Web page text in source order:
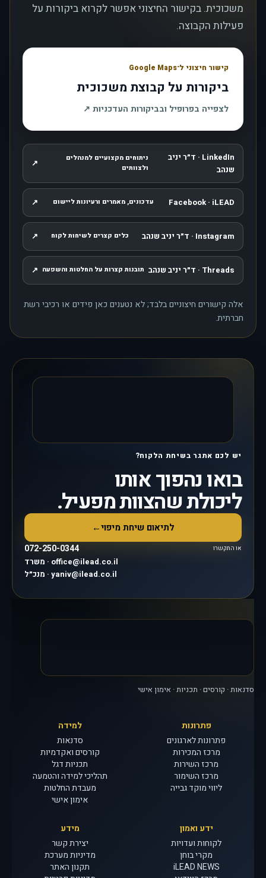
משכוכית. בקישור החיצוני אפשר לקרוא ביקורות על
פעילות הקבוצה.
קישור חיצוני ל־Google Maps
ביקורות על קבוצת משכוכית
לצפייה בפרופיל ובביקורות העדכניות ↗
LinkedIn · ד״ר יניב
שנהב
ניתוחים מקצועיים למנהלים
ולצוותים
↗ , נפתח בחלון חדש
Facebook · iLEAD עדכונים, מאמרים ורעיונות ליישום ↗ , נפתח בחלון חדש
Instagram · ד״ר יניב שנהב כלים קצרים לשיחות לקוח ↗ , נפתח בחלון חדש
Threads · ד״ר יניב שנהב תובנות קצרות על החלטות והשפעה ↗ , נפתח בחלון חדש
אלה קישורים חיצוניים בלבד; לא נטענים כאן פידים או רכיבי רשת
חברתית.
יש לכם אתגר בשיחת הלקוח?
בואו נהפוך אותו
ליכולת שהצוות מפעיל.
לתיאום שיחת מיפוי←
או התקשרו 072-250-0344
משרד · office@ilead.co.il
מנכ״ל · yaniv@ilead.co.il
סדנאות · קורסים · תכניות · אימון אישי
פתרונות
פתרונות לארגונים
מרכז המכירות
מרכז השירות
מרכז השימור
ליווי מוקד גבייה
למידה
סדנאות
קורסים ואקדמיות
תכניות דגל
תהליכי למידה והטמעה
מעבדת החלטות
אימון אישי
ידע ואמון
לקוחות ועדויות
מקרי בוחן
iLEAD NEWS
מידע
יצירת קשר
מדיניות מערכת
תקנון האתר